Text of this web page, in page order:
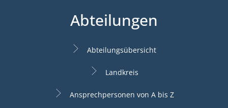
Abteilungen
Abteilungsübersicht
Landkreis
Ansprechpersonen von A bis Z